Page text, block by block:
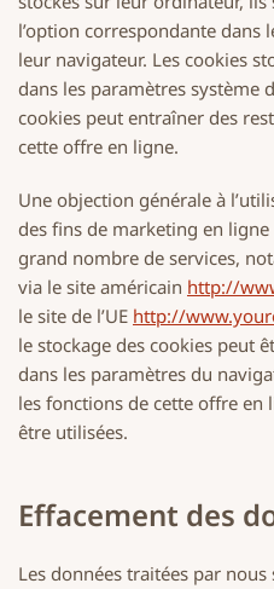
l’option correspondante dans
leur navigateur. Les cookies
dans les paramètres système
cookies peut entraîner des
cette offre en ligne.
Une objection générale à
des fins de marketing en
grand nombre de services,
via le site américain http://
le site de l’UE http://
le stockage des cookies peut
dans les paramètres du
les fonctions de cette offre en
être utilisées.
Effacement des
Les données traitées par